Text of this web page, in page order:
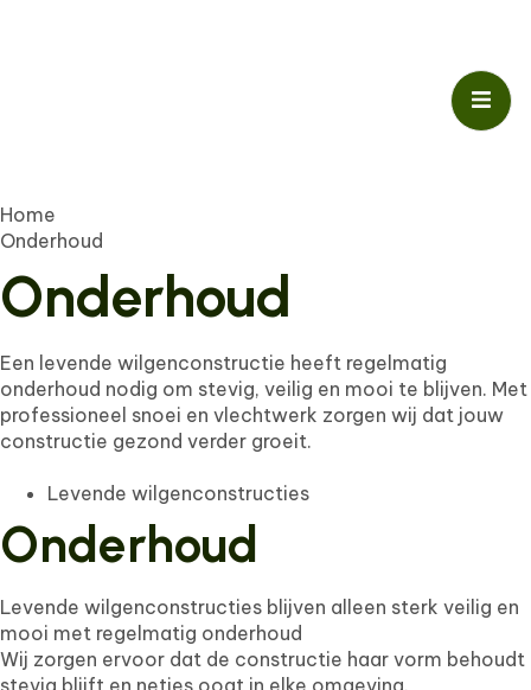
Home
Onderhoud
Onderhoud
Een levende wilgenconstructie heeft regelmatig
onderhoud nodig om stevig, veilig en mooi te blijven. Met
professioneel snoei en vlechtwerk zorgen wij dat jouw
constructie gezond verder groeit.
Levende wilgenconstructies
Onderhoud
Levende wilgenconstructies blijven alleen sterk veilig en
mooi met regelmatig onderhoud
Wij zorgen ervoor dat de constructie haar vorm behoudt
stevig blijft en netjes oogt in elke omgeving.